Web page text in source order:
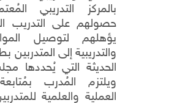
بالمركز التدريبي
حصولهم على التدريب
يؤهلهم لتوصيل
والتدريبية إلى المتدربين
الحديثة التي يُحددها
ويلتزم المُدرب
العملية والعلمية